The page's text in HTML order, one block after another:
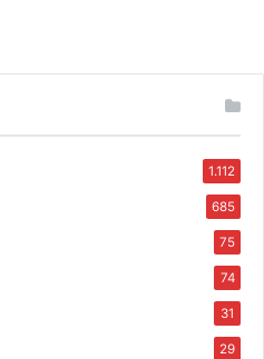
1.112
685
75
74
31
29